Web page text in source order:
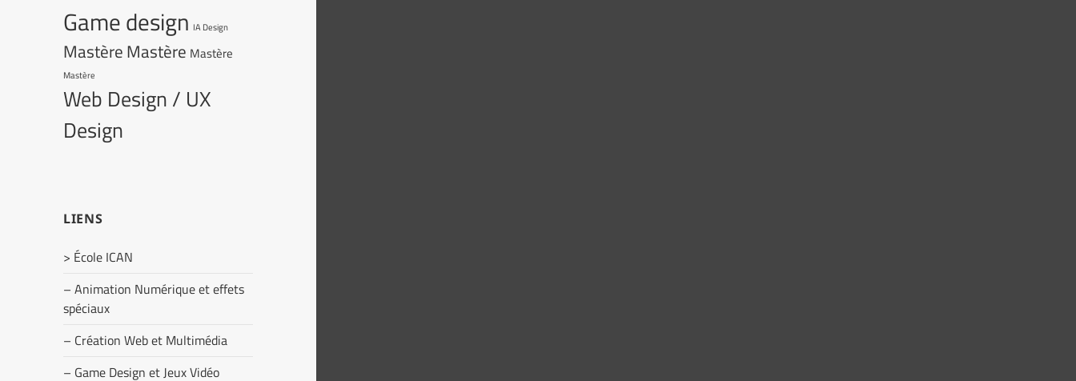
Game design IA Design
MastèreMastère Mastère
Mastère
Web Design / UX
Design
LIENS
> École ICAN
– Animation Numérique et effets
spéciaux
– Création Web et Multimédia
– Game Design et Jeux Vidéo